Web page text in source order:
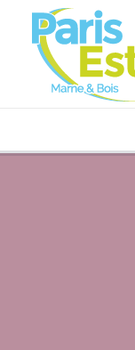
contenu
principal